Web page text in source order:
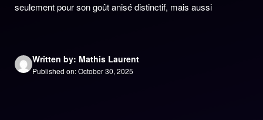
seulement pour son goût anisé distinctif, mais aussi
Written by: Mathis Laurent
Published on: October 30, 2025